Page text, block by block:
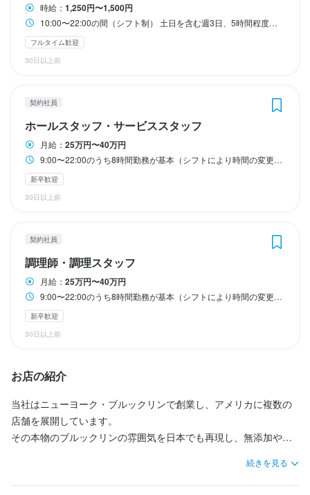
時給： 1,250円〜1,500円
10:00〜22:00の間（シフト制） 土日を含む週3日、5時間程度からご相談が可能です ランチ、ディナー時間のみの勤務など、ご希望をご相談下さい！ ※閉店業務で23:00過ぎることもございます
フルタイム歓迎
30日以上前
契約社員
ホールスタッフ・サービススタッフ
月給： 25万円〜40万円
9:00〜22:00のうち8時間勤務が基本（シフトにより時間の変更があります） 土日祝を含む週5日の勤務 ※閉店業務で23:00過ぎることもございます フルタイム歓迎
新卒歓迎
30日以上前
契約社員
調理師・調理スタッフ
月給： 25万円〜40万円
9:00〜22:00のうち8時間勤務が基本（シフトにより時間の変更があります） 土日祝を含む週5日の勤務 ※閉店業務で23:00過ぎることもございます フルタイム歓迎
新卒歓迎
30日以上前
お店の紹介
当社はニューヨーク・ブルックリンで創業し、アメリカに複数の
店舗を展開しています。
その本物のブルックリンの雰囲気を日本でも再現し、無添加や農
ブルックリンの空気感を感じられる手作りの家具や、優しい照明
続きを見る
仕事内容
ホールでの接客業務だけでなく、キッチンでの調理業務もお任せ
します。
てきたら、メニュー開発や仕入れ、在庫管理などの幅広い業務に
お店のコンセプトは「ホームパーティーで自宅に友人を招いたよ
うな温かさ」です。
料理のおもてなしだけでなく、お客様が心地よく過ごせる雰囲気
を一緒に作り上げてくれる方を求めています。マニュアルに縛ら
この仕事のおすすめポイント
【未経験者でも安心】
最初は経験やスキルに応じた仕事をお任せし、徐々に業務に慣れ
ていただきます。
充実した研修制度と先輩スタッフのフォローがあるので、技術は
あなたのペースで覚えていってください。
【実力次第でキャリアアップ】
新規出店の予定もあり、キャリアアップの機会が豊富です。
店長や料理長などの役職にも年齢に関係なく就けるチャンスがあ
仕事内容
も挑戦していただきます。
お店のコンセプトは「ホームパーティーで自宅に友人を招いたよ
うな温かさ」です。
料理のおもてなしだけでなく、お客様が心地よく過ごせる雰囲気
を一緒に作り上げてくれる方を求めています。マニュアルに縛ら
この仕事のおすすめポイント
【未経験者でも安心】
最初は経験やスキルに応じた仕事をお任せし、徐々に業務に慣れ
ていただきます。
充実した研修制度と先輩スタッフのフォローがあるので、技術は
【実力次第でキャリアアップ】
新規出店の予定もあり、キャリアアップの機会が豊富です。
店長や料理長などの役職にも年齢に関係なく就けるチャンスがあ
ります。
仕事内容
ホール業務を中心に、調理業務も担当していただきます。
お店のコンセプトは「ホームパーティーで自宅に友人を招いたよ
うな温かさ」です。
料理のおもてなしはもちろん、お客様が心地よく過ごせる雰囲気
作りを一緒に行っていただける方を求めています。
マニュアルに縛られず、臨機応変に対応できる方も歓迎です。
この仕事のおすすめポイント
【未経験者でも安心】
未経験の方でも心配はいりません。
最初は経験やスキルに応じた仕事からスタートし、徐々に業務に
慣れていただきます。
充実した研修制度と先輩スタッフのフォローがあるので、自分の
【オシャレ自由】
当店では、ピアスやタトゥー・ネイルもOKです。
髪型や服装も自由なので、あなたらしいスタイルで働くことがで
きます。
一緒に温かい雰囲気のお店を作り上げ、お客様に素敵な時間を提
仕事内容
調理業務を中心に、ホール業務も担当していただきます。
お店のコンセプトは「ホームパーティーで自宅に友人を招いたよ
うな温かさ」です。
料理のおもてなしはもちろん、お客様が心地よく過ごせる雰囲気
作りを一緒に行っていただける方を求めています。
マニュアルに縛られず、臨機応変に対応できる方も歓迎です。
この仕事のおすすめポイント
【未経験者でも安心】
未経験の方でも心配はいりません。
最初は経験やスキルに応じた仕事からスタートし、徐々に業務に
慣れていただきます。
充実した研修制度と先輩スタッフのフォローがあるので、自分の
【オシャレ自由】
当店では、ピアスやタトゥー・ネイルもOKです。
髪型や服装も自由なので、あなたらしいスタイルで働くことがで
きます。
一緒に温かい雰囲気のお店を作り上げ、お客様に素敵な時間を提
特徴
未経験者歓迎
仕事内容
ホールでの接客業務に加え、キッチンでの調理業務も担当してい
ただきます。
まずは、料理の盛り付けや簡単な調理からスタートし、業務に慣
れてきたらメニュー開発や仕入れ、在庫管理などもお任せしま
す。
当店のコンセプトは「ホームパーティーで自宅に友人を招いたよ
料理のおもてなしだけでなく、お客様が心地よく過ごせる雰囲気
づくりを一緒に行っていただける方を求めています。マニュアル
にとらわれず、臨機応変に対応できる方も歓迎です。
【未経験者でも安心】
経験やスキルに応じた仕事から始め、徐々に業務に慣れていただ
きます。
充実した研修制度と先輩スタッフのフォローがあるので、あなた
特徴
未経験者歓迎
仕事内容
【調理スタッフ】
開店前の仕込み、料理の調理、盛り付け、洗い場などの調理業務
全般をお任せします。
将来的には、料理長候補として、仕入れ、食材管理、メニュー開
発、他の調理スタッフへの指導・育成などの業務もお任せしま
この仕事のおすすめポイント
【未経験者でも安心】
未経験の方でも安心して働けます。
経験やスキルに応じた仕事から始め、徐々に業務に慣れていただ
のペースで技術を習得してください。
【実力次第でキャリアアップ】
新規出店も予定しており、その中での役職就任など、キャリアア
ップのチャンスが豊富にあります。
店長や料理長など年齢に関係なく役職に就ける環境です。やりが